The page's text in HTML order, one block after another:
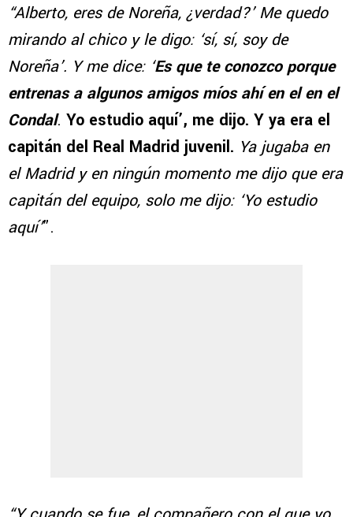
“Alberto, eres de Noreña, ¿verdad?’ Me quedo
mirando al chico y le digo: ‘sí, sí, soy de
Noreña’. Y me dice: ‘Es que te conozco porque
entrenas a algunos amigos míos ahí en el en el
Condal. Yo estudio aquí’, me dijo. Y ya era el
capitán del Real Madrid juvenil. Ya jugaba en
el Madrid y en ningún momento me dijo que era
capitán del equipo, solo me dijo: ‘Yo estudio
aquí’”.